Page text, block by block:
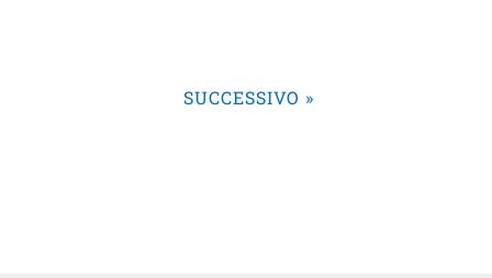
SUCCESSIVO »